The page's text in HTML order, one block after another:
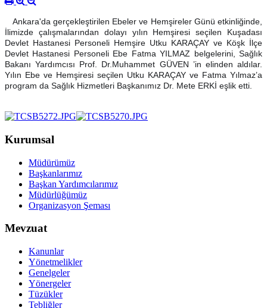
Ankara'da gerçekleştirilen Ebeler ve Hemşireler Günü etkinliğinde,
İlimizde çalışmalarından dolayı yılın Hemşiresi seçilen Kuşadası
Devlet Hastanesi Personeli Hemşire Utku KARAÇAY ve Köşk İlçe
Devlet Hastanesi Personeli Ebe Fatma YILMAZ belgelerini, Sağlık
Bakanı Yardımcısı Prof. Dr.Muhammet GÜVEN ’in elinden aldılar.
Yılın Ebe ve Hemşiresi seçilen Utku KARAÇAY ve Fatma Yılmaz’a
program da Sağlık Hizmetleri Başkanımız Dr. Mete ERKİ eşlik etti.
Kurumsal
Müdürümüz
Başkanlarımız
Başkan Yardımcılarımız
Müdürlüğümüz
Organizasyon Şeması
Mevzuat
Kanunlar
Yönetmelikler
Genelgeler
Yönergeler
Tüzükler
Tebliğler